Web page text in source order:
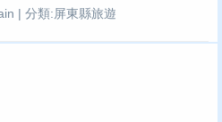
| 分類:屏東縣旅遊